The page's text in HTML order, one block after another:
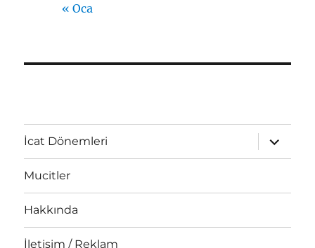
« Oca
İcat Dönemleri
Alt
menüyü
genişlet
Mucitler
Hakkında
İletişim / Reklam